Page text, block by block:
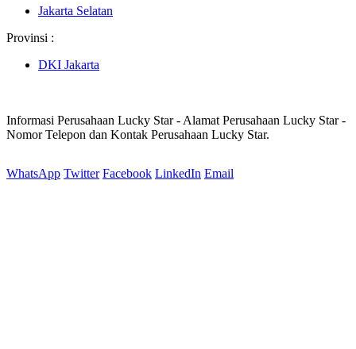
Jakarta Selatan
Provinsi :
DKI Jakarta
Informasi Perusahaan Lucky Star - Alamat Perusahaan Lucky Star -
Nomor Telepon dan Kontak Perusahaan Lucky Star.
WhatsApp Twitter Facebook LinkedIn Email